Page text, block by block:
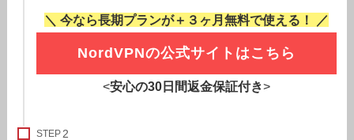
＼ 今なら長期プランが＋３ヶ月無料で使える！ ／
NordVPNの公式サイトはこちら
<安心の30日間返金保証付き>
STEP